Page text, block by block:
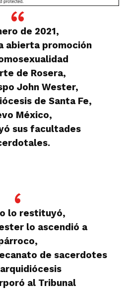
de 2021,
abierta promoción
de Rosera,
John Wester,
de Santa Fe,
México,
sus facultades
lo restituyó,
lo ascendió a
de sacerdotes
al Tribunal